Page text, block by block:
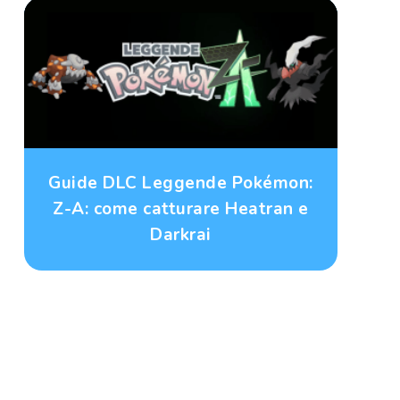
Guide DLC Leggende Pokémon:
Z-A: come catturare Heatran e
Darkrai